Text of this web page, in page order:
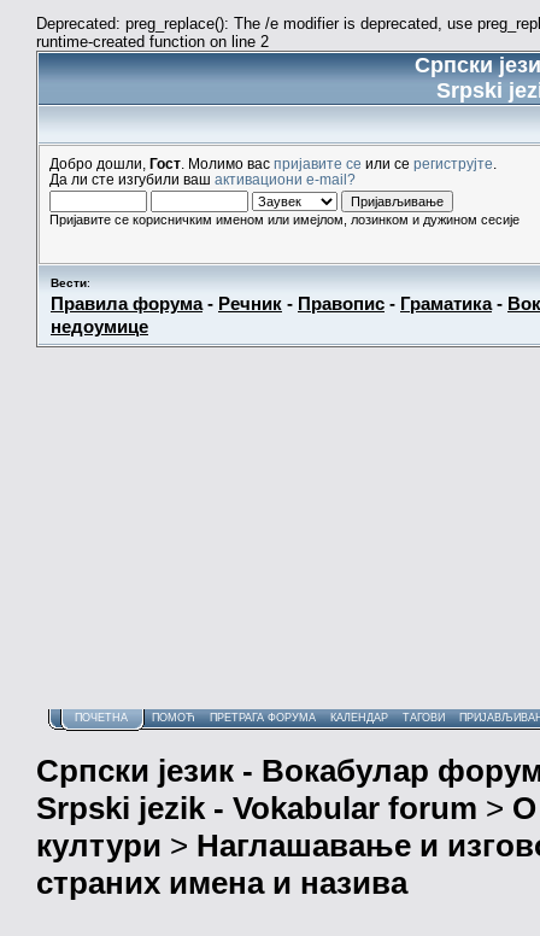
Deprecated: preg_replace(): The /e modifier is deprecated, use
runtime-created function on line 2
Српски
Srpski
Добро дошли, Гост . Молимо вас пријавите се или се региструјте
Да ли сте изгубили ваш активациони e-mail?
Пријавите се корисничким именом или имејлом, лозинком и дужином сесије
Вести:
Правила форума- Речник - Правопис - Граматика-
недоумице
ПОЧЕТНА ПОМОЋ ПРЕТРАГА ФОРУМА КАЛЕНДАР ТАГОВИ
Српски језик - Вокабулар
Srpski jezik - Vokabular forum > О
култури > Наглашавање и
страних имена и назива